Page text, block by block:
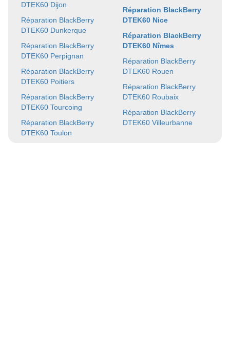
DTEK60 Dijon
Réparation BlackBerry
DTEK60 Dunkerque
Réparation BlackBerry
DTEK60 Perpignan
Réparation BlackBerry
DTEK60 Poitiers
Réparation BlackBerry
DTEK60 Tourcoing
Réparation BlackBerry
DTEK60 Toulon
Réparation BlackBerry
DTEK60 Nice
Réparation BlackBerry
DTEK60 Nîmes
Réparation BlackBerry
DTEK60 Rouen
Réparation BlackBerry
DTEK60 Roubaix
Réparation BlackBerry
DTEK60 Villeurbanne